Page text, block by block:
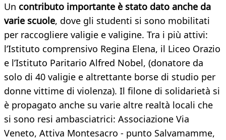
Un contributo importante è stato dato anche da
varie scuole, dove gli studenti si sono mobilitati
per raccogliere valigie e valigine. Tra i più attivi:
l’Istituto comprensivo Regina Elena, il Liceo Orazio
e l’Istituto Paritario Alfred Nobel, (donatore da
solo di 40 valigie e altrettante borse di studio per
donne vittime di violenza). Il filone di solidarietà si
è propagato anche su varie altre realtà locali che
si sono resi ambasciatrici: Associazione Via
Veneto, Attiva Montesacro - punto Salvamamme,